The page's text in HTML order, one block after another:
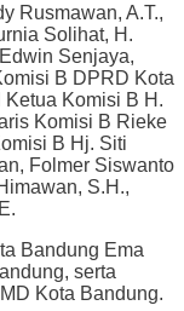
Rusmawan, A.T.,
Solihat, H.
Senjaya,
B DPRD Kota
Komisi B H.
Komisi B Rieke
B Hj. Siti
Folmer Siswanto
S.H.,
Bandung Ema
serta
Kota Bandung.